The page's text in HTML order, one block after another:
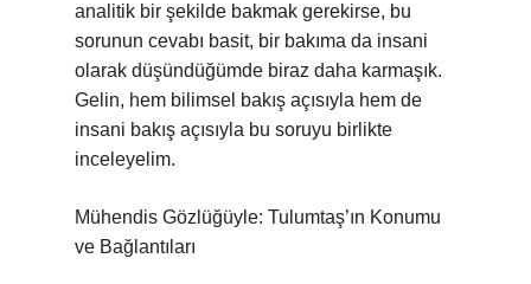
analitik bir şekilde bakmak gerekirse, bu
sorunun cevabı basit, bir bakıma da insani
olarak düşündüğümde biraz daha karmaşık.
Gelin, hem bilimsel bakış açısıyla hem de
insani bakış açısıyla bu soruyu birlikte
inceleyelim.
Mühendis Gözlüğüyle: Tulumtaş’ın Konumu
ve Bağlantıları